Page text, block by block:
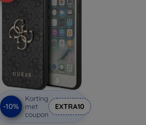
-10%
Korting
met
coupon
EXTRA10